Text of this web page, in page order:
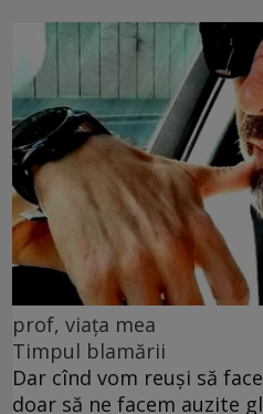
prof, viața mea
Timpul blamării
Dar cînd vom reuși să
doar să ne facem auzite